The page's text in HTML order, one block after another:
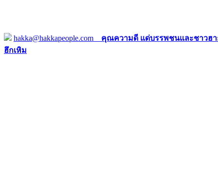
hakka@hakkapeople.com คุณความดี แด่บรรพชนและชาวฮ
ฮึกเหิม